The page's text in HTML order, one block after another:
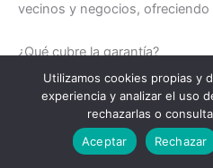
vecinos y negocios,
¿Qué cubre la garantía?
Sí, cada intervención tienen
suele ser medio año, según
¿Asignáis técnicos locales?
Sí, contamos con personal
Utilizamos cookies propias y
experiencia y analizar el uso
rechazarlas o
Aceptar
Rechazar
Llamar a